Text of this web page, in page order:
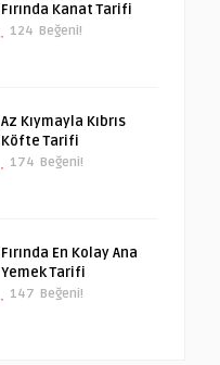
Fırında Kanat Tarifi
124 Beğeni!
Az Kıymayla Kıbrıs
Köfte Tarifi
174 Beğeni!
Fırında En Kolay Ana
Yemek Tarifi
147 Beğeni!